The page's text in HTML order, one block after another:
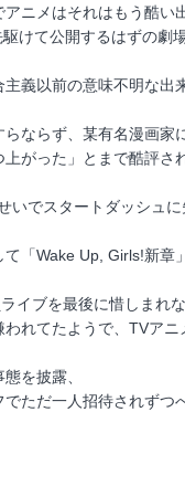
ニメはそれはもう酷い
けて公開するはずの劇
義以前の意味不明な出
ならず、某有名漫画家
がった」とまで酷評さ
いでスタートダッシュ
「Wake Up, Girls!新章
イブを最後に惜しまれな
れてたようで、TVア
を披露、
ただ一人招待されずつ